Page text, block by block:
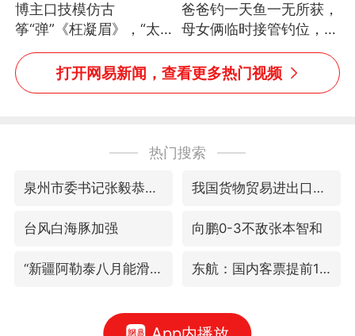
博主口技模仿古
筝“弹”《枉凝眉》，“太
像了～你是吃古筝长大的
吗？”“或将成为首位考级
不带古筝的选手。”（来
爸爸钓一天鱼一无所获，
母女俩临时接管钓位，用
玩具鱼竿钓上大鱼
打开网易新闻，查看更多热门视频
热门搜索
泉州市委书记张毅恭被查 我国货物贸易进出口超30万亿元
台风白海豚加强 向鹏0-3不敌张本智和
“新疆阿勒泰八月能滑雪”不实 东航：国内客票提前14天免费退改